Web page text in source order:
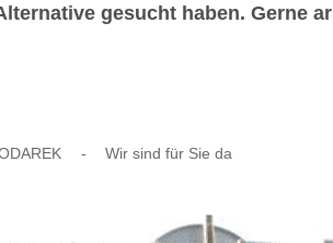
gesucht haben. Gerne
- Wir sind für Sie da